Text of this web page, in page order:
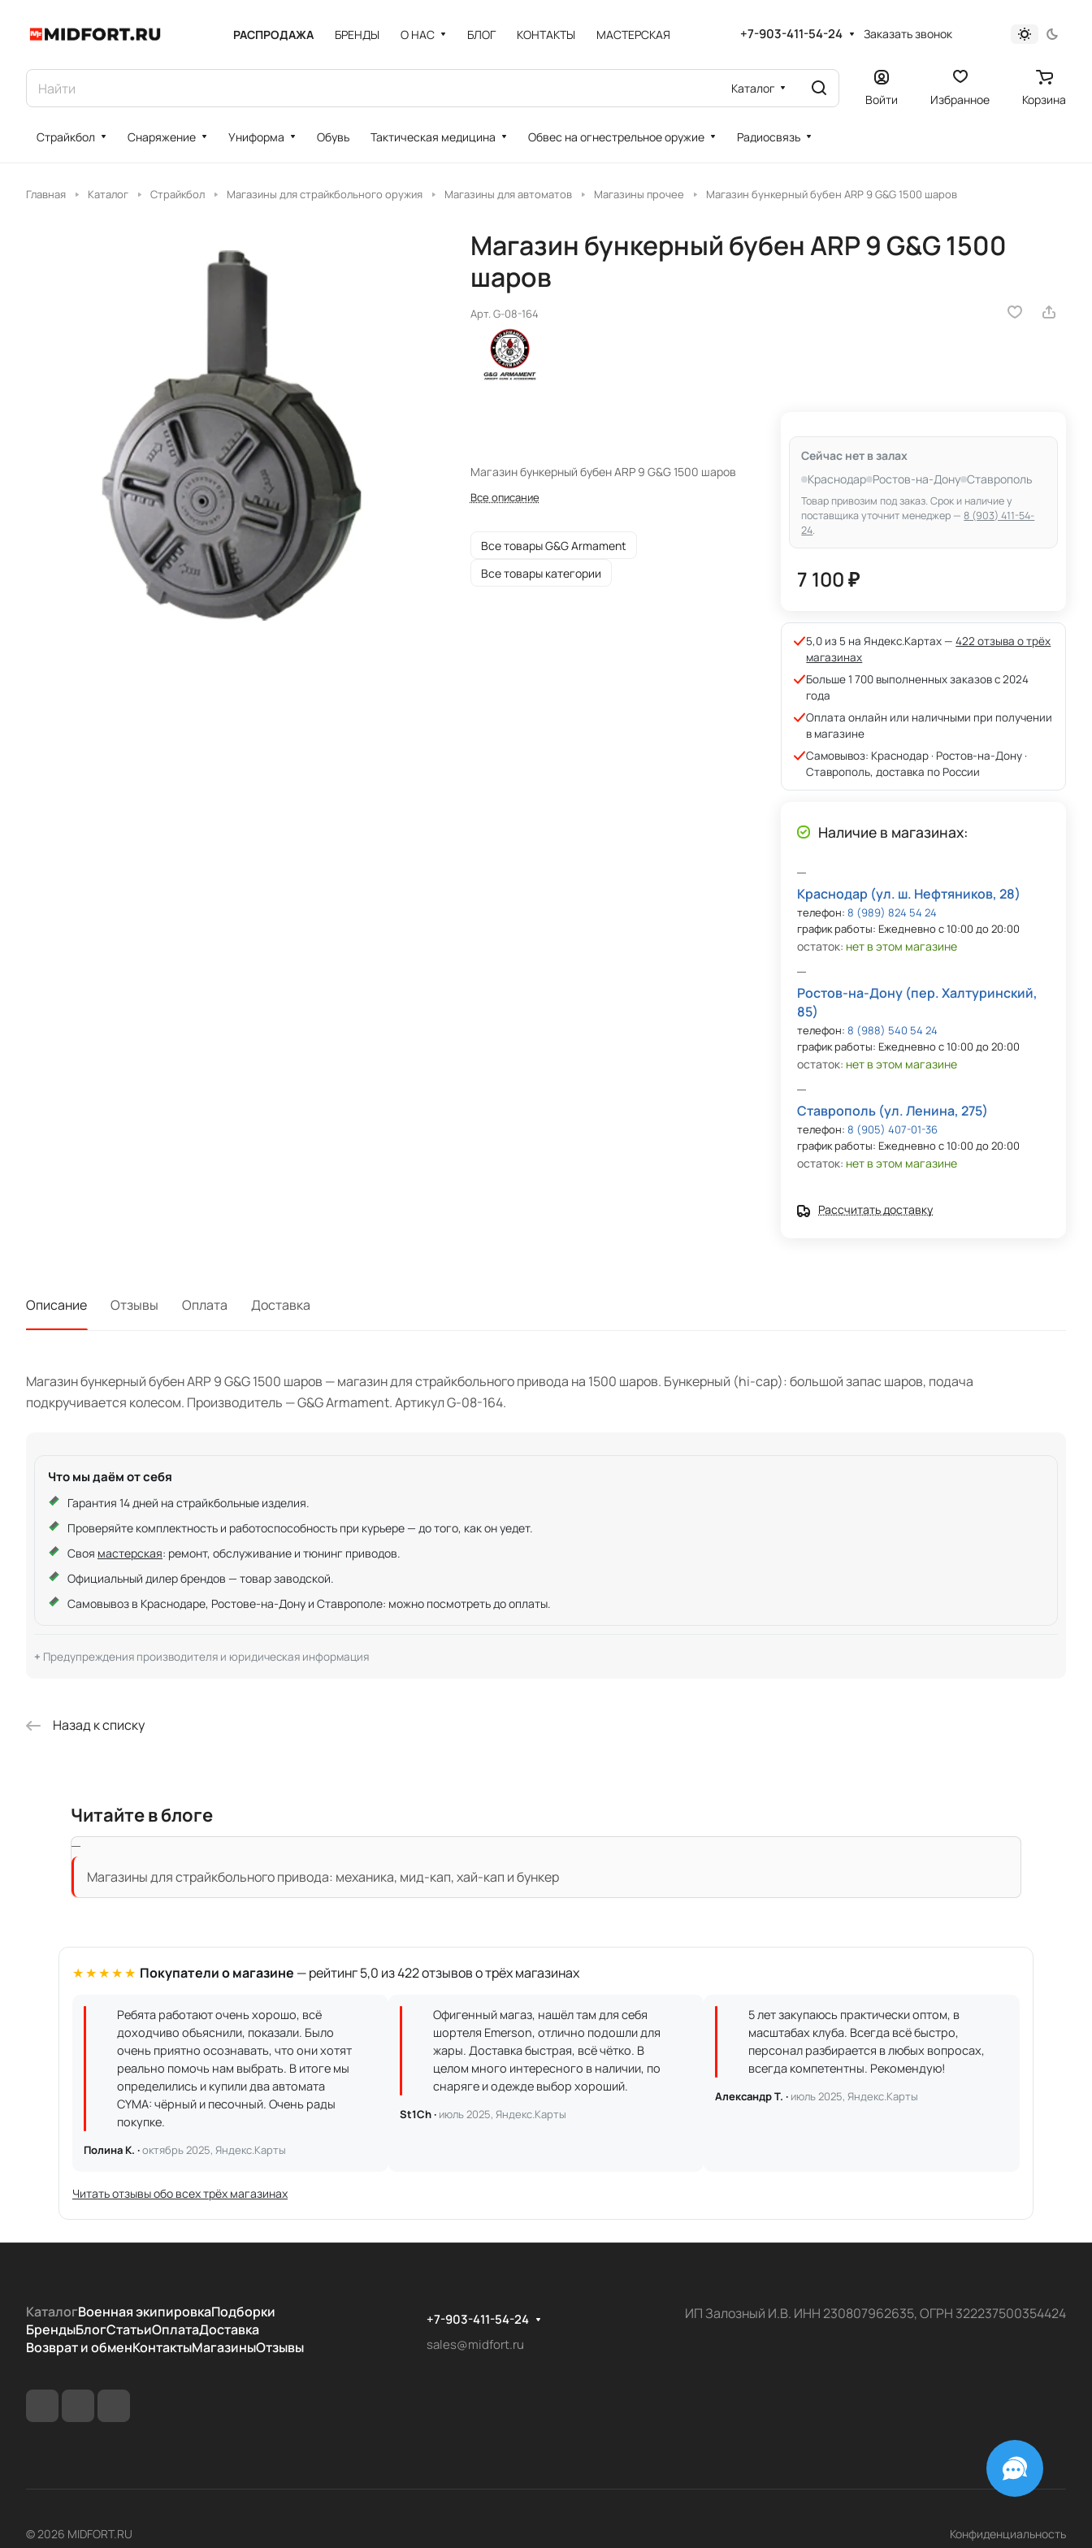
РАСПРОДАЖА БРЕНДЫ О НАС БЛОГ КОНТАКТЫ МАСТЕРСКАЯ +7-903-411-54-24 Заказать звонок
Каталог
Войти Избранное Корзина
Страйкбол Снаряжение Униформа Обувь Тактическая медицина Обвес на огнестрельное оружие Радиосвязь
Главная Каталог Страйкбол Магазины для страйкбольного оружия Магазины для автоматов Магазины прочее Магазин бункерный бубен ARP 9 G&G 1500 шаров
Магазин бункерный бубен ARP 9 G&G 1500
шаров
Арт.G-08-164
Магазин бункерный бубен ARP 9 G&G 1500 шаров
Все описание
Все товары G&G Armament
Все товары категории
Сейчас нет в залах
Краснодар Ростов-на-Дону Ставрополь
Товар привозим под заказ. Срок и наличие у
поставщика уточнит менеджер —8 (903) 411-54-
24.
7 100 ₽
5,0 из 5 на Яндекс.Картах —422 отзыва о трёх
магазинах
Больше 1 700 выполненных заказов с 2024
года
Оплата онлайн или наличными при получении
в магазине
Самовывоз: Краснодар · Ростов-на-Дону ·
Ставрополь, доставка по России
Наличие в магазинах:
Краснодар (ул. ш. Нефтяников, 28)
телефон:8 (989) 824 54 24
график работы: Ежедневно с 10:00 до 20:00
остаток: нет в этом магазине
Ростов-на-Дону (пер. Халтуринский,
85)
телефон:8 (988) 540 54 24
график работы: Ежедневно с 10:00 до 20:00
остаток: нет в этом магазине
Ставрополь (ул. Ленина, 275)
телефон:8 (905) 407-01-36
график работы: Ежедневно с 10:00 до 20:00
остаток: нет в этом магазине
Рассчитать доставку
Описание Отзывы Оплата Доставка
Магазин бункерный бубен ARP 9 G&G 1500 шаров — магазин для страйкбольного привода на 1500 шаров. Бункерный (hi-cap): большой запас шаров, подача
подкручивается колесом. Производитель — G&G Armament. Артикул G-08-164.
Что мы даём от себя
Гарантия 14 дней на страйкбольные изделия.
Проверяйте комплектность и работоспособность при курьере — до того, как он уедет.
Своя мастерская: ремонт, обслуживание и тюнинг приводов.
Официальный дилер брендов — товар заводской.
Самовывоз в Краснодаре, Ростове-на-Дону и Ставрополе: можно посмотреть до оплаты.
Предупреждения производителя и юридическая информация
Назад к списку
Читайте в блоге
Магазины для страйкбольного привода: механика, мид-кап, хай-кап и бункер
★★★★★ Покупатели о магазине — рейтинг 5,0 из 422 отзывов о трёх магазинах
Ребята работают очень хорошо, всё
доходчиво объяснили, показали. Было
очень приятно осознавать, что они хотят
реально помочь нам выбрать. В итоге мы
определились и купили два автомата
CYMA: чёрный и песочный. Очень рады
покупке.
Полина К. ·октябрь 2025, Яндекс.Карты
Офигенный магаз, нашёл там для себя
шортеля Emerson, отлично подошли для
жары. Доставка быстрая, всё чётко. В
целом много интересного в наличии, по
снаряге и одежде выбор хороший.
St1Ch · июль 2025, Яндекс.Карты
5 лет закупаюсь практически оптом, в
масштабах клуба. Всегда всё быстро,
персонал разбирается в любых вопросах,
всегда компетентны. Рекомендую!
Александр Т. · июль 2025, Яндекс.Карты
Читать отзывы обо всех трёх магазинах
КаталогВоенная экипировкаПодборки
БрендыБлогСтатьиОплатаДоставка
Возврат и обменКонтактыМагазиныОтзывы
+7-903-411-54-24
sales@midfort.ru
ИП Залозный И.В. ИНН 230807962635, ОГРН 322237500354424
© 2026 MIDFORT.RU Конфиденциальность